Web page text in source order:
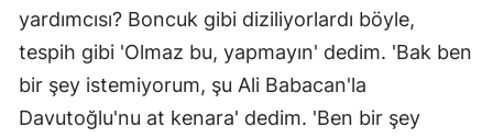
yardımcısı? Boncuk gibi diziliyorlardı böyle,
tespih gibi 'Olmaz bu, yapmayın' dedim. 'Bak ben
bir şey istemiyorum, şu Ali Babacan'la
Davutoğlu'nu at kenara' dedim. 'Ben bir şey